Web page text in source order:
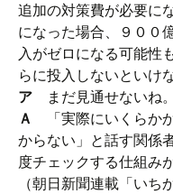
追加の対策費が必要に
になった場合、９００
入がゼロになる可能性
らに投入しないといけ
ア まだ見通せないね。
Ａ
「実際にいくらか
からない」と話す関係
度チェックする仕組み
（朝日新聞連載「いち